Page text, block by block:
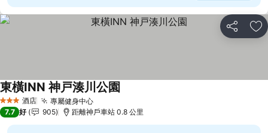
分享 放
3 星級 酒店 專屬健身中心查看價格
東橫INN 神戸湊川公園
7.7 好 905 距離神戶車站 0.8 公里